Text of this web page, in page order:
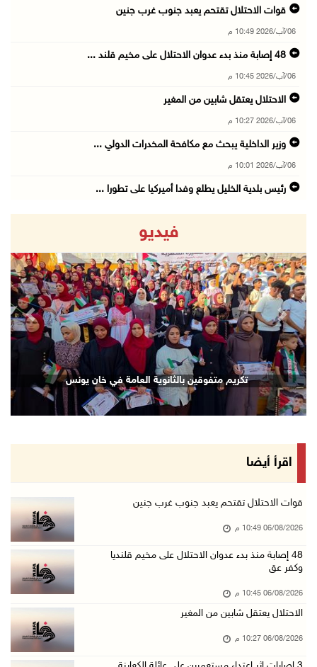
قوات الاحتلال تقتحم يعبد جنوب غرب جنين
06/آب/2026 10:49 م
48 إصابة منذ بدء عدوان الاحتلال على مخيم قلند ...
06/آب/2026 10:45 م
الاحتلال يعتقل شابين من المغير
06/آب/2026 10:27 م
وزير الداخلية يبحث مع مكافحة المخدرات الدولي ...
06/آب/2026 10:01 م
رئيس بلدية الخليل يطلع وفدا أميركيا على تطورا ...
06/آب/2026 09:17 م
إصابة مسن بجروح ورضوض إثر اعتداء جيش الاحتلال ...
06/آب/2026 09:13 م
ورشة توصي بخطة عاجلة لاستعادة التعليم الوجاهي ...
06/آب/2026 09:08 م
الرئيس يستقبل مجلس بلدية رام الله ويشدد على د ...
06/آب/2026 08:36 م
جماهير شعبنا تشيع جثمان الشهيد علاء صبيح في ت ...
الاحتلال يوسع حملات الدهم والاعتقال في قلنديا ...
الرئيس المصري وملك البحرين يشددان على ضرورة ت ...
06/آب/2026 07:57 م
06/آب/2026 07:53 م
رابطة العالم الإسلامي تدين تواصل انتهاكات الا ...
06/آب/2026 07:36 م
اليونيسف: استشهاد 300 طفل منذ وقف إطلاق النار ...
فيديو
انتشال رفات شهيد مجهول الهوية بخان يونس
Next
اقرأ أيضا
قوات الاحتلال تقتحم يعبد جنوب غرب جنين
06/08/2026 10:49 م
48 إصابة منذ بدء عدوان الاحتلال على مخيم قلنديا
وكفر عق
06/08/2026 10:45 م
الاحتلال يعتقل شابين من المغير
06/08/2026 10:27 م